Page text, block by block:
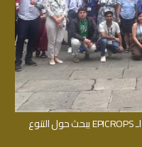
د. إباء فراح تشارك في المؤتمر السنوي الأول لـ EPICROPS ببحث حول التنوع